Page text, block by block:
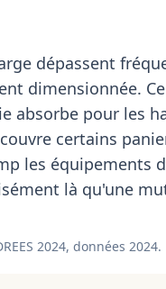
dépassent
dimensionnée.
absorbe pour les
certains
les équipements
là qu'une
2024, données 2024.